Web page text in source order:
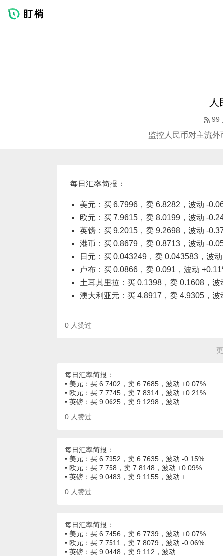
人
99
监控人民币对主流
每日汇率简报：
美元：买 6.7996，卖 6.8282，波动 -
欧元：买 7.9615，卖 8.0199，波动 -
英镑：买 9.2015，卖 9.2698，波动 -
港币：买 0.8679，卖 0.8713，波动 -
日元：买 0.043249，卖 0.043583，波
卢布：买 0.0866，卖 0.091，波动
土耳其里拉：买 0.1398，卖 0.1608，波
澳大利亚元：买 4.8917，卖 4.9305，波
0 人赞过
每日汇率简报：
• 美元：买 6.7402，卖 6.7685，波动 +0.07%
• 欧元：买 7.7745，卖 7.8314，波动 +0.21%
• 英镑：买 9.0625，卖 9.1298，波动…
0 人赞过
每日汇率简报：
• 美元：买 6.7352，卖 6.7635，波动 -0.15%
• 欧元：买 7.758，卖 7.8148，波动 +0.09%
• 英镑：买 9.0483，卖 9.1155，波动 +…
0 人赞过
每日汇率简报：
• 美元：买 6.7456，卖 6.7739，波动 +0.07%
• 欧元：买 7.7511，卖 7.8079，波动 -0.06%
• 英镑：买 9.0448，卖 9.112，波动…